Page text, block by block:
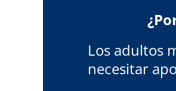
Los adultos
necesitar